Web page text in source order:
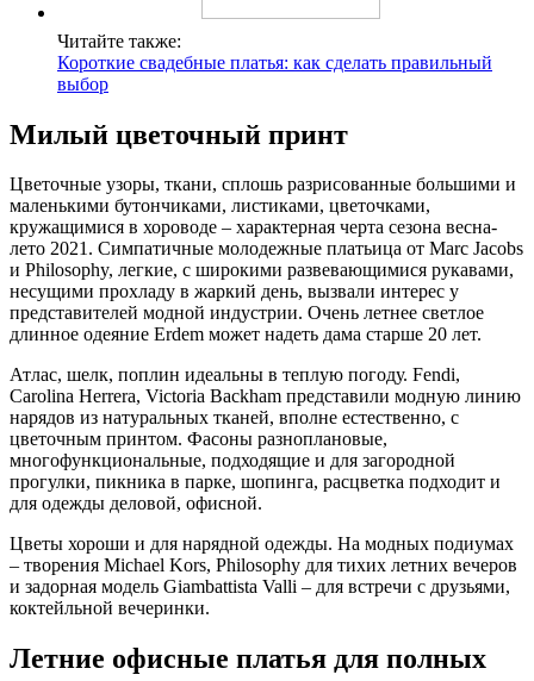
Читайте также:
Короткие свадебные платья: как сделать правильный
выбор
Милый цветочный принт
Цветочные узоры, ткани, сплошь разрисованные большими и
маленькими бутончиками, листиками, цветочками,
кружащимися в хороводе – характерная черта сезона весна-
лето 2021. Симпатичные молодежные платьица от Marc Jacobs
и Philosophy, легкие, с широкими развевающимися рукавами,
несущими прохладу в жаркий день, вызвали интерес у
представителей модной индустрии. Очень летнее светлое
длинное одеяние Erdem может надеть дама старше 20 лет.
Атлас, шелк, поплин идеальны в теплую погоду. Fendi,
Carolina Herrera, Victoria Backham представили модную линию
нарядов из натуральных тканей, вполне естественно, с
цветочным принтом. Фасоны разноплановые,
многофункциональные, подходящие и для загородной
прогулки, пикника в парке, шопинга, расцветка подходит и
для одежды деловой, офисной.
Цветы хороши и для нарядной одежды. На модных подиумах
– творения Michael Kors, Philosophy для тихих летних вечеров
и задорная модель Giambattista Valli – для встречи с друзьями,
коктейльной вечеринки.
Летние офисные платья для полных